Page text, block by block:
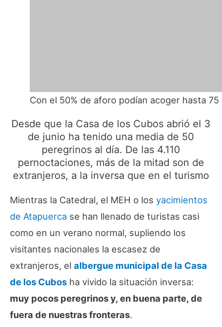
Con el 50% de aforo podían acoger hasta
Desde que la Casa de los Cubos abrió el 3
de junio ha tenido una media de 50
peregrinos al día. De las 4.110
pernoctaciones, más de la mitad son de
extranjeros, a la inversa que en el turismo
Mientras la Catedral, el MEH o los yacimientos
de Atapuerca se han llenado de turistas casi
como en un verano normal, supliendo los
visitantes nacionales la escasez de
extranjeros, el albergue municipal de la Casa
de los Cubos ha vivido la situación inversa:
muy pocos peregrinos y, en buena parte, de
fuera de nuestras fronteras.